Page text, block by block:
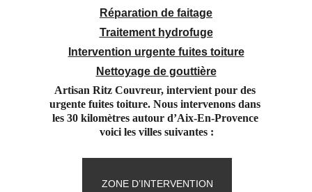
Réparation de faitage
Traitement hydrofuge
Intervention urgente fuites toiture
Nettoyage de gouttière
Artisan Ritz Couvreur, intervient pour des
urgente fuites toiture. Nous intervenons dans
les 30 kilomètres autour d’Aix-En-Provence
voici les villes suivantes :
ZONE D’INTERVENTION